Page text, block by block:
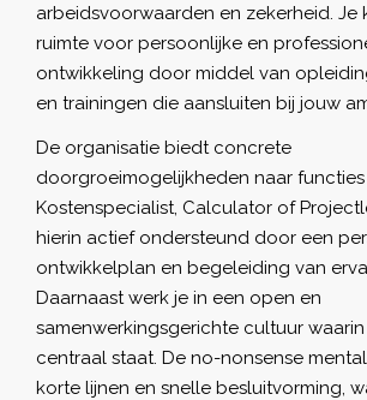
arbeidsvoorwaarden en zekerheid. Je
ruimte voor persoonlijke en
ontwikkeling door middel van
en trainingen die aansluiten bij jouw
De organisatie biedt concrete
doorgroeimogelijkheden naar
Kostenspecialist, Calculator of
hierin actief ondersteund door een
ontwikkelplan en begeleiding van
Daarnaast werk je in een open en
samenwerkingsgerichte cultuur
centraal staat. De no-nonsense
korte lijnen en snelle besluitvorming,